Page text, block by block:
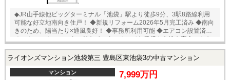
◆JR山手線他ビッグターミナル「池袋」駅より徒歩9分、3駅8路線利用
可能な好立地南向き住戸！ ◆新規リフォーム2026年5月完工済み ◆南向
きのため、陽当たり×通風良好！ ◆事務所利用可能 ◆エアコン設置済み ◆
オートロック、モニター付きインターホンでお子様や女性も安心のセキ
ご利用いただけます！ ▽リフォーム内容▽ クロス貼り替え 建具交換
部ダイノックシート対応 2026年5月完工
ライオンズマンション池袋第三 豊島区東池袋3の中古マンション
マンション 7,999万円